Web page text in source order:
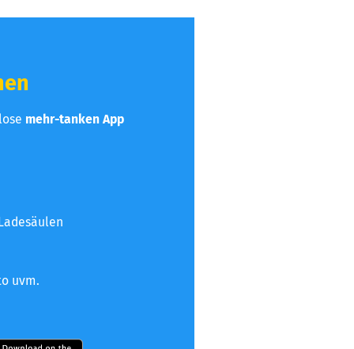
mehr-tanken App
uvm.